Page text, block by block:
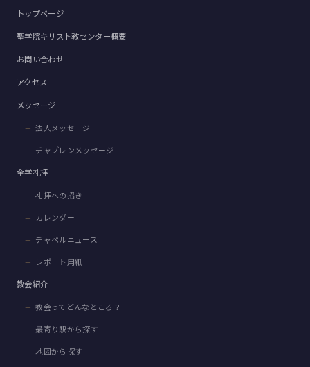
トップページ
聖学院キリスト教センター概要
お問い合わせ
アクセス
メッセージ
法人メッセージ
チャプレンメッセージ
全学礼拝
礼拝への招き
カレンダー
チャペルニュース
レポート用紙
教会紹介
教会ってどんなところ？
最寄り駅から探す
地図から探す